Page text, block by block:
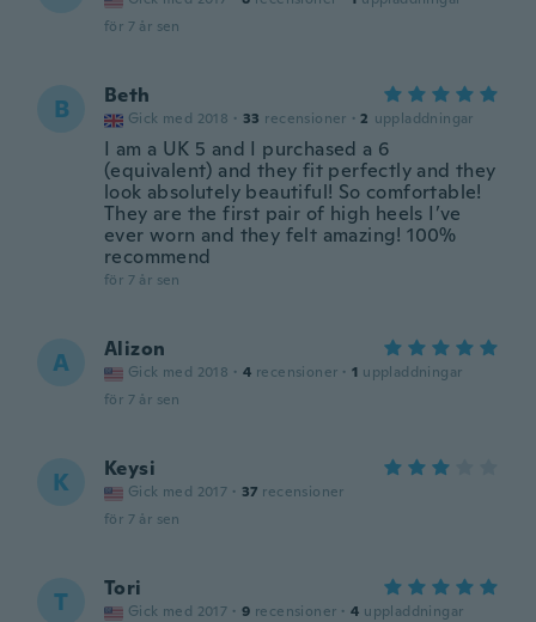
för 7 år sen
B Beth
Gick med 2018 · 33 recensioner · 2 uppladdningar
I am a UK 5 and I purchased a 6
(equivalent) and they fit perfectly and they
look absolutely beautiful! So comfortable!
They are the first pair of high heels I’ve
ever worn and they felt amazing! 100%
recommend
för 7 år sen
A Alizon
Gick med 2018 · 4 recensioner · 1 uppladdningar
för 7 år sen
K Keysi
Gick med 2017 · 37 recensioner
för 7 år sen
T Tori
Gick med 2017 · 9 recensioner · 4 uppladdningar